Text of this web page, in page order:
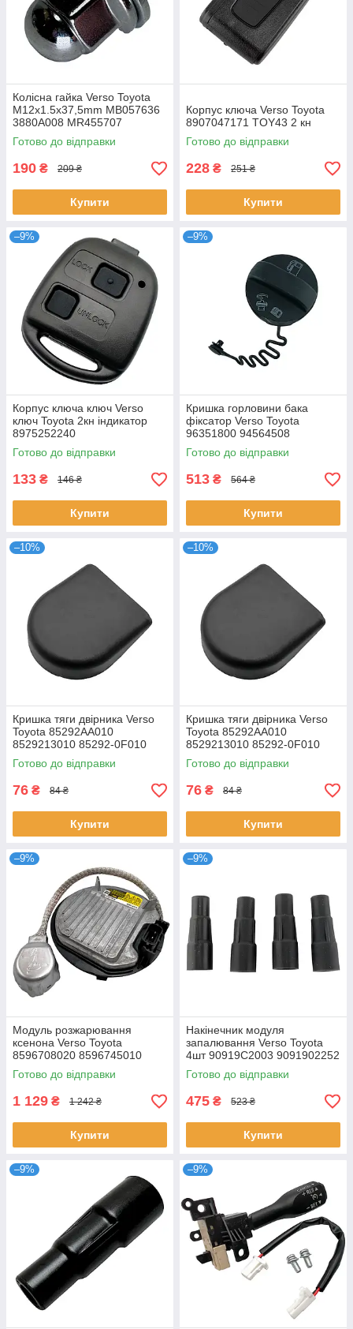
Колісна гайка Verso Toyota
M12x1.5х37,5mm MB057636
3880A008 MR455707
MB057635
Готово до відправки
190 ₴ 209 ₴
Купити
Корпус ключа Verso Toyota
8907047171 TOY43 2 кн
Готово до відправки
228 ₴ 251 ₴
Купити
–9%
Корпус ключа ключ Verso
ключ Toyota 2кн індикатор
8975252240
Готово до відправки
133 ₴ 146 ₴
Купити
–9%
Кришка горловини бака
фіксатор Verso Toyota
96351800 94564508
96640515 4817840
Готово до відправки
513 ₴ 564 ₴
Купити
–10%
Кришка тяги двірника Verso
Toyota 85292AA010
8529213010 85292-0F010
852920F010
Готово до відправки
76 ₴ 84 ₴
Купити
–10%
Кришка тяги двірника Verso
Toyota 85292AA010
8529213010 85292-0F010
852920F010
Готово до відправки
76 ₴ 84 ₴
Купити
–9%
Модуль розжарювання
ксенона Verso Toyota
8596708020 8596745010
8596775020
Готово до відправки
1 129 ₴ 1 242 ₴
Купити
–9%
Накінечник модуля
запалювання Verso Toyota
4шт 90919C2003 9091902252
90919-02258 90919-02252
90919-C2003
Готово до відправки
475 ₴ 523 ₴
Купити
–9% –9%